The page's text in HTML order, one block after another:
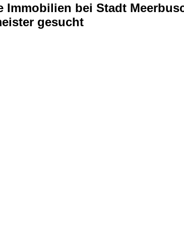
Immobilien bei Stadt
gesucht